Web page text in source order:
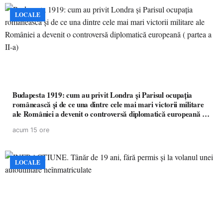
LOCALE
Budapesta 1919: cum au privit Londra și Parisul ocupația
românească și de ce una dintre cele mai mari victorii militare
ale României a devenit o controversă diplomatică europeană (
acum 15 ore
LOCALE